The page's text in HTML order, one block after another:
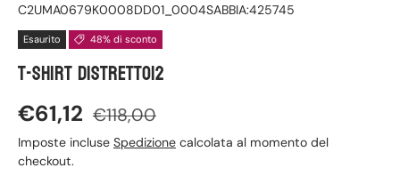
C2UMA0679K0008DD01_0004SABBIA:425745
Esaurito 48% di sconto
T-shirt Distretto12
€61,12 €118,00
Imposte incluse Spedizione calcolata al momento del
checkout.